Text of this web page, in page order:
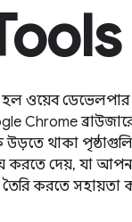
হল ওয়েব
Chrome
থাকা পৃষ্ঠাগুলি
করতে দেয়, যা
করতে সহায়তা